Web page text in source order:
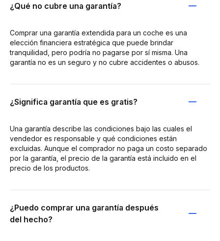
¿Qué no cubre una garantía?
Comprar una garantía extendida para un coche es una
elección financiera estratégica que puede brindar
tranquilidad, pero podría no pagarse por sí misma. Una
garantía no es un seguro y no cubre accidentes o abusos.
¿Significa garantía que es gratis?
Una garantía describe las condiciones bajo las cuales el
vendedor es responsable y qué condiciones están
excluidas. Aunque el comprador no paga un costo separado
por la garantía, el precio de la garantía está incluido en el
precio de los productos.
¿Puedo comprar una garantía después
del hecho?